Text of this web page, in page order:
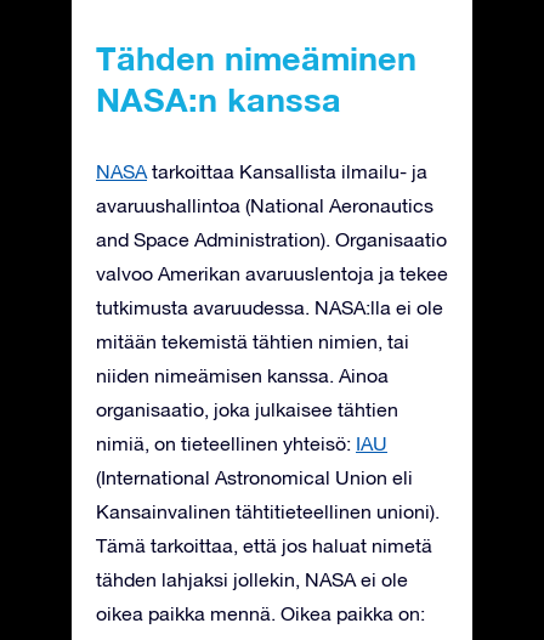
Tähden nimeäminen
NASA:n kanssa
NASA tarkoittaa Kansallista ilmailu- ja
avaruushallintoa (National Aeronautics
and Space Administration). Organisaatio
valvoo Amerikan avaruuslentoja ja tekee
tutkimusta avaruudessa. NASA:lla ei ole
mitään tekemistä tähtien nimien, tai
niiden nimeämisen kanssa. Ainoa
organisaatio, joka julkaisee tähtien
nimiä, on tieteellinen yhteisö: IAU
(International Astronomical Union eli
Kansainvalinen tähtitieteellinen unioni).
Tämä tarkoittaa, että jos haluat nimetä
tähden lahjaksi jollekin, NASA ei ole
oikea paikka mennä. Oikea paikka on: